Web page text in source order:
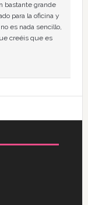
bastante grande
para la oficina y
es nada sencillo,
creéis que es